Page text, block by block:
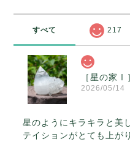
すべて 217
2026/05/14
星のようにキラキラと美
テイションがとても上が